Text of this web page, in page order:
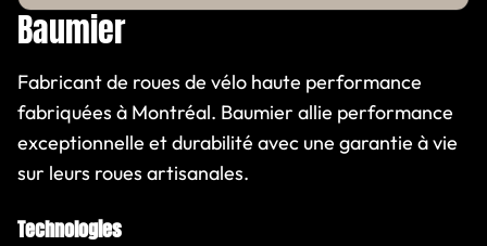
Baumier
Fabricant de roues de vélo haute performance
fabriquées à Montréal. Baumier allie performance
exceptionnelle et durabilité avec une garantie à vie
sur leurs roues artisanales.
Technologies